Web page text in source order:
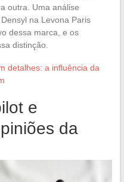
outra. Uma análise
na Levona Paris
dessa marca, e os
distinção.
detalhes: a influência da
e
da